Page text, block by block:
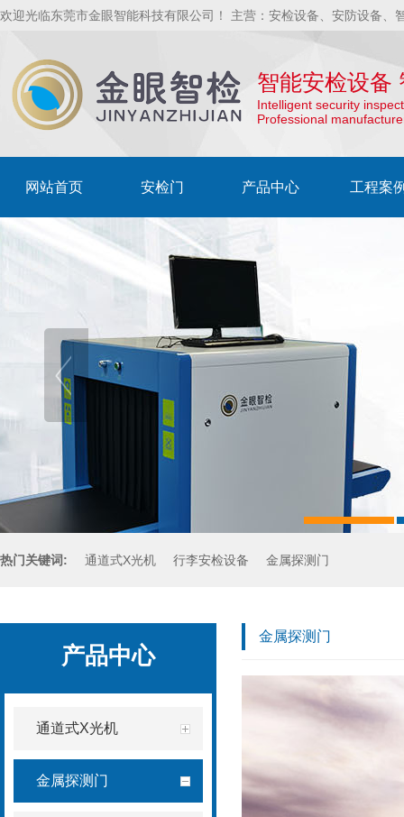
欢迎光临东莞市金眼智能科技有限公司！ 主营：安检设备、安防设备
智能安检设备
Intelligent security
Professional
网站首页 安检门 产品中心 工程案
热门关键词: 通道式X光机 行李安检设备 金属探测门
产品中心
通道式X光机
金属探测门
金属探测门